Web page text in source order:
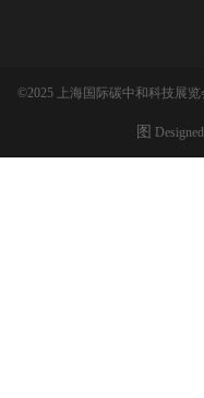
©2025 上海国际碳中和科技展览
图